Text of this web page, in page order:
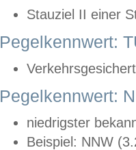
Stauziel II einer
Pegelkennwert:
Pegelkennwert:
niedrigster
Beispiel: NNW